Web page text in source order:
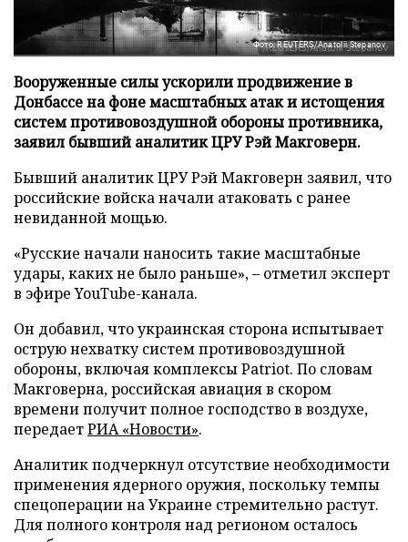
Фото: REUTERS/Anatolii Stepanov
Вооруженные силы ускорили продвижение в
Донбассе на фоне масштабных атак и истощения
систем противовоздушной обороны противника,
заявил бывший аналитик ЦРУ Рэй Макговерн.
Бывший аналитик ЦРУ Рэй Макговерн заявил, что
российские войска начали атаковать с ранее
невиданной мощью.
«Русские начали наносить такие масштабные
удары, каких не было раньше», – отметил эксперт
в эфире YouTube-канала.
Он добавил, что украинская сторона испытывает
острую нехватку систем противовоздушной
обороны, включая комплексы Patriot. По словам
Макговерна, российская авиация в скором
времени получит полное господство в воздухе,
передаетРИА «Новости».
Аналитик подчеркнул отсутствие необходимости
применения ядерного оружия, поскольку темпы
спецоперации на Украине стремительно растут.
Для полного контроля над регионом осталось